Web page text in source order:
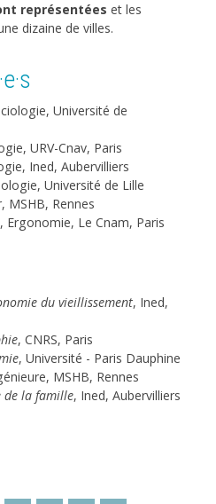
représentées et les
dizaine de villes.
Université de
URV-Cnav, Paris
Ined, Aubervilliers
Université de Lille
MSHB, Rennes
Ergonomie, Le Cnam, Paris
du vieillissement, Ined,
, CNRS, Paris
, Université - Paris Dauphine
MSHB, Rennes
de la famille, Ined, Aubervilliers